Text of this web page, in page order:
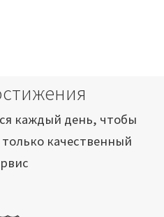
каждый день, чтобы
качественный